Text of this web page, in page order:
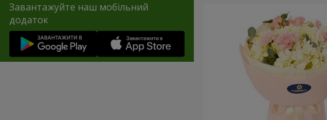
Завантажуйте наш мобільний
додаток